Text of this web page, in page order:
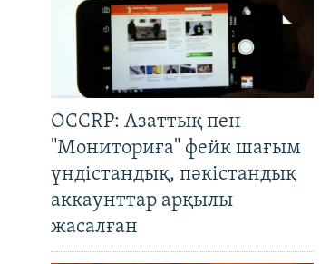
OCCRP: Азаттық пен
"Мониториға" фейк шағым
үндістандық, пәкістандық
аккаунттар арқылы
жасалған